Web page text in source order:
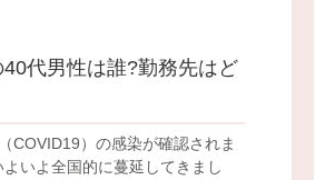
代男性は誰?勤務先はど
COVID19）の感染が確認されま
いよ全国的に蔓延してきまし